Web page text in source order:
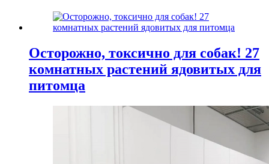
Осторожно, токсично для собак! 27
комнатных растений ядовитых для
питомца